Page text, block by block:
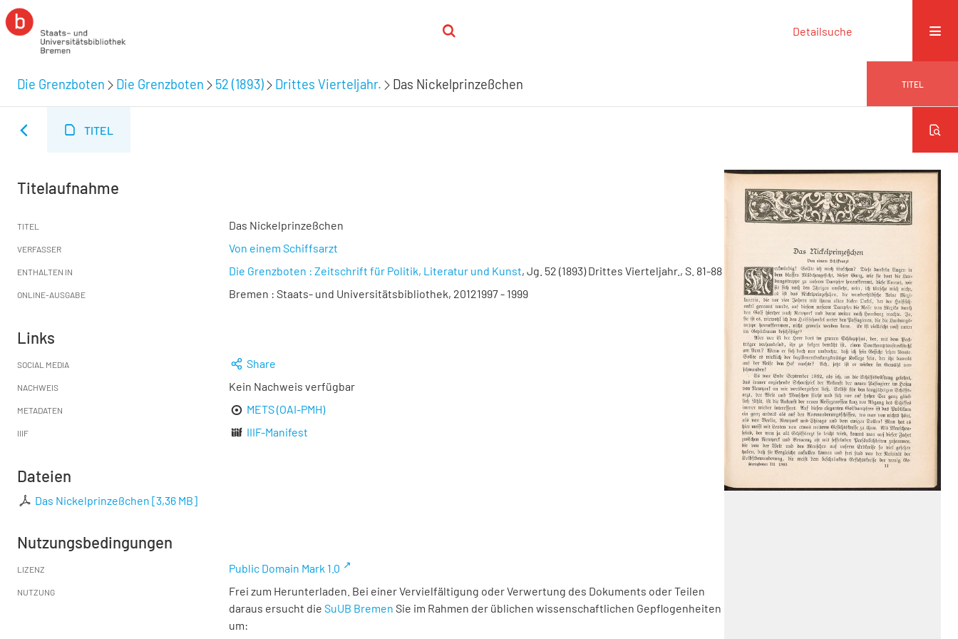
Detailsuche
Die Grenzboten Die Grenzboten 52 (1893) Drittes Vierteljahr. Das Nickelprinzeßchen TITEL
TITEL
Titelaufnahme
TITEL Das Nickelprinzeßchen
VERFASSER Von einem Schiffsarzt
ENTHALTEN IN Die Grenzboten : Zeitschrift für Politik, Literatur und Kunst, Jg. 52 (1893) Drittes Vierteljahr., S. 81-88
ONLINE-AUSGABE Bremen : Staats- und Universitätsbibliothek, 20121997 - 1999
Links
SOCIAL MEDIA Share
NACHWEIS Kein Nachweis verfügbar
METADATEN METS (OAI-PMH)
IIIF IIIF-Manifest
Dateien
Das Nickelprinzeßchen [3,36 MB]
Nutzungsbedingungen
LIZENZ Public Domain Mark 1.0
NUTZUNG
Frei zum Herunterladen. Bei einer Vervielfältigung oder Verwertung des Dokuments oder Teilen
daraus ersucht die SuUB Bremen Sie im Rahmen der üblichen wissenschaftlichen Gepflogenheiten
um: